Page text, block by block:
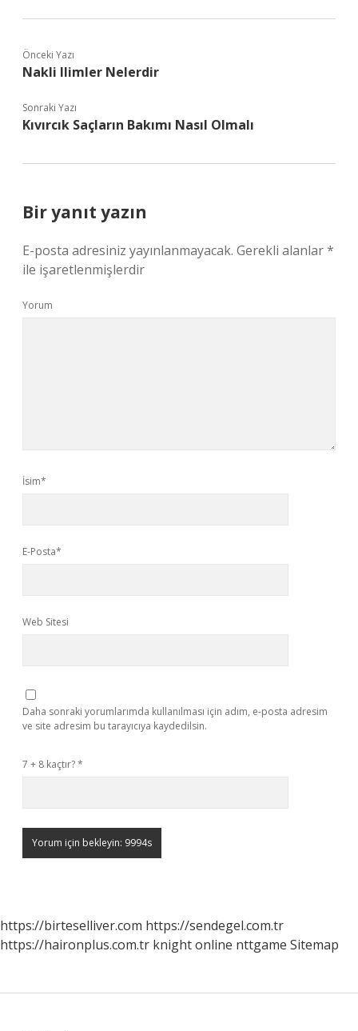
Önceki Yazı
Nakli Ilimler Nelerdir
Sonraki Yazı
Kıvırcık Saçların Bakımı Nasıl Olmalı
Bir yanıt yazın
E-posta adresiniz yayınlanmayacak. Gerekli alanlar*
ile işaretlenmişlerdir
Yorum
İsim*
E-Posta*
Web Sitesi
Daha sonraki yorumlarımda kullanılması için adım, e-posta adresim
ve site adresim bu tarayıcıya kaydedilsin.
7 + 8 kaçtır?*
https://birteselliver.com https://sendegel.com.tr
https://haironplus.com.tr knight online nttgame Sitemap